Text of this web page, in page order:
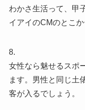
わかさ生活って、甲
イアイのCMのとこ
8.
女性なら魅せるスポ
ます。男性と同じ土
客が入るでしょう。